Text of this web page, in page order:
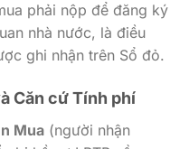
phải nộp để đăng ký
nhà nước, là điều
ghi nhận trên Sổ đỏ.
Căn cứ Tính phí
Mua(người nhận